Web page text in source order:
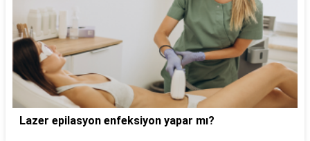
Lazer epilasyon enfeksiyon yapar mı?